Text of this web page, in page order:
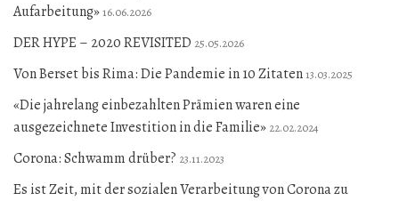
Aufarbeitung»16.06.2026
DER HYPE – 2020 REVISITED 25.05.2026
Von Berset bis Rima: Die Pandemie in 10 Zitaten13.03.2025
«Die jahrelang einbezahlten Prämien waren eine
ausgezeichnete Investition in die Familie» 22.02.2024
Corona: Schwamm drüber? 23.11.2023
Es ist Zeit, mit der sozialen Verarbeitung von Corona zu